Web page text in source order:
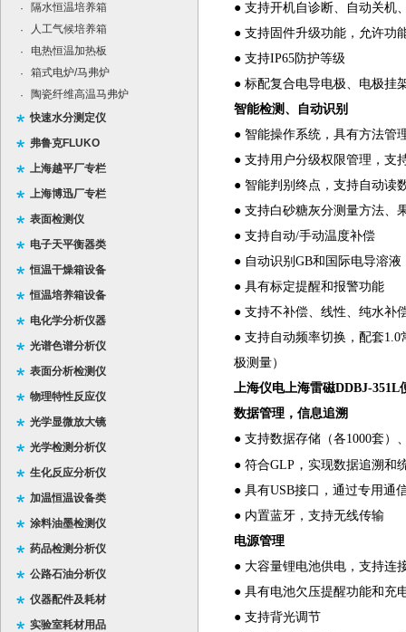
·
隔水恒温培养箱
·
人工气候培养箱
·
电热恒温加热板
·
箱式电炉/马弗炉
·
陶瓷纤维高温马弗炉
快速水分测定仪
弗鲁克FLUKO
上海越平厂专栏
上海博迅厂专栏
表面检测仪
电子天平衡器类
恒温干燥箱设备
恒温培养箱设备
电化学分析仪器
光谱色谱分析仪
表面分析检测仪
物理特性反应仪
光学显微放大镜
光学检测分析仪
生化反应分析仪
加温恒温设备类
涂料油墨检测仪
药品检测分析仪
公路石油分析仪
仪器配件及耗材
实验室耗材用品
● 支持开机自诊断、自动关机
● 支持固件升级功能，允许功
● 支持IP65防护等级
● 标配复合电导电极、电极挂
智能检测、自动识别
● 智能操作系统，具有方法管
● 支持用户分级权限管理，支
● 智能判别终点，支持自动读
● 支持白砂糖灰分测量方法、
● 支持自动/手动温度补偿
● 自动识别GB和国际电导溶
● 具有标定提醒和报警功能
● 支持不补偿、线性、纯水补
● 支持自动频率切换，配套
极测量）
上海仪电上海雷磁DDBJ-351L
数据管理 ，信息追溯
● 支持数据存储（各1000套）
● 符合GLP ， 实现数据追溯和
● 具有USB接口，通过专用通
● 内置蓝牙，支持无线传输
电源管理
● 大容量锂电池供电，支持连
● 具有电池欠压提醒功能和充
● 支持背光调节